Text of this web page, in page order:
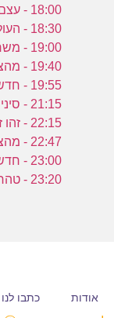
18:00 - עצם העניין עם ליאת רגב
18:30 - העולם היום עם מואב ורדי
19:00 - משחקי הכיס
19:40 - מהצד השני עם גיא זהר
19:55 - חדשות הערב עם דב גיל-הר
21:15 - סיני - חלק א'
22:15 - זהו זה! - המיטב
22:47 - מהצד השני עם גיא זהר
23:00 - חדשות הלילה עם רומי נוימרק
23:20 - טהרן - 2. דם על הידיים
אודות כתבו לנו